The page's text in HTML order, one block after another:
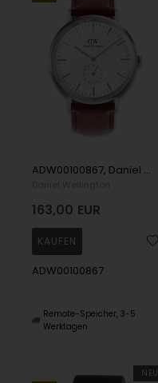
ADW00100867, Daniel Wellington Classic St Mawes Quartz Herre m/rem
163,00 EUR
ADW00100867
Remote-Speicher, 3-5
Werktagen
NEU